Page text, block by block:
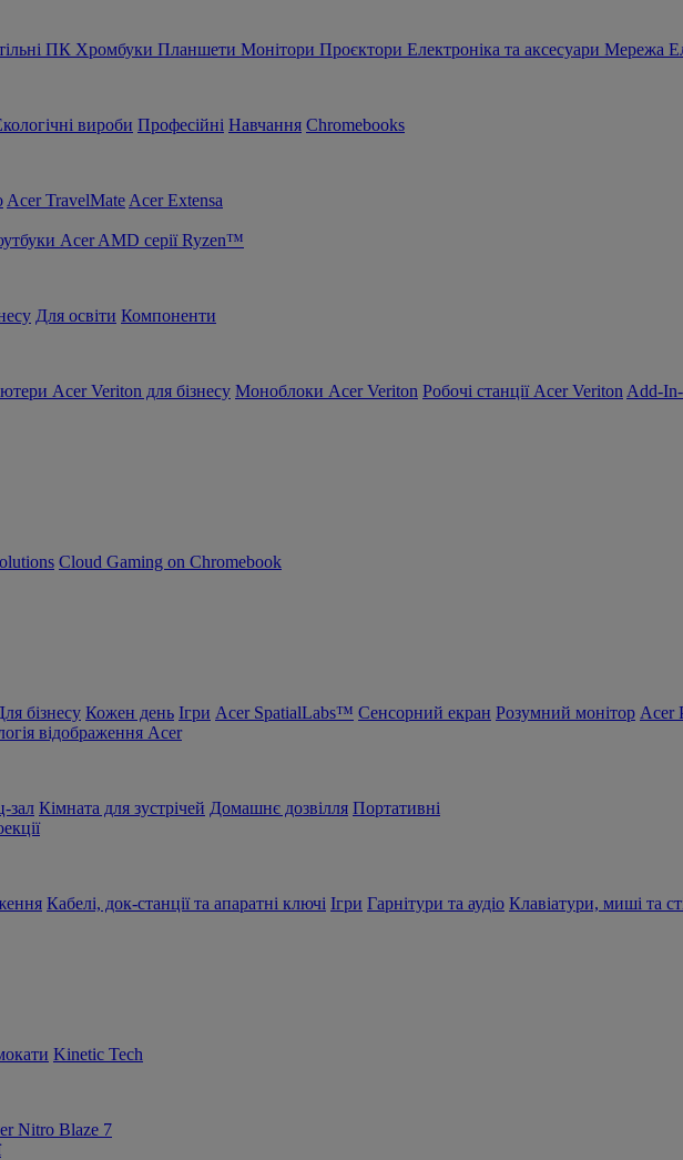
ПК Хромбуки Планшети Монітори Проєктори Електроніка та аксесуари Мережа
вироби Професійні Навчання Chromebooks
Acer TravelMate Acer Extensa
Acer AMD серії Ryzen™
Для освіти Компоненти
Acer Veriton для бізнесу Моноблоки Acer Veriton Робочі станції Acer Veriton Add-
Cloud Gaming on Chromebook
бізнесу Кожен день Ігри Acer SpatialLabs™ Сенсорний екран Розумний монітор Acer
відображення Acer
зал Кімната для зустрічей Домашнє дозвілля Портативні
Кабелі, док-станції та апаратні ключі Ігри Гарнітури та аудіо Клавіатури, миші та
Kinetic Tech
Nitro Blaze 7